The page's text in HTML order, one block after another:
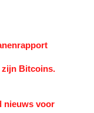
zijn Bitcoins.
nieuws voor